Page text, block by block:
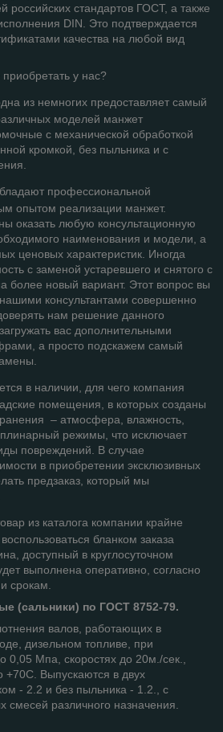
российских стандартов ГОСТ, а также
DIN . Это подтверждается
качества на любой вид
у нас?
из немногих предоставляет самый
моделей манжет
с механической обработкой
кромкой, без пыльника и с
профессиональной
опытом реализации манжет.
оказать любую консультационную
наименования и модели, а
ценовых характеристик. Иногда
с заменой устаревшего и снятого с
более новый вариант. Этот вопрос вы
консультантами совершенно
нам решение данного
вас дополнительными
а просто подскажем самый
в наличии, для чего компания
помещения, в которых созданы
– атмосфера, влажность,
режимы, что исключает
повреждений. В случае
в приобретении эксклюзивных
предзаказ, который мы
из каталога компании крайне
бланком заказа
доступный в круглосуточном
выполнена оперативно, согласно
срокам.
(сальники) по ГОСТ 8752-79.
валов, работающих в
дизельном топливе, при
0,05 Мпа, скоростях до 20м./сек.,
+70С. Выпускаются в двух
- 2.2 и без пыльника - 1.2., с
различного назначения.